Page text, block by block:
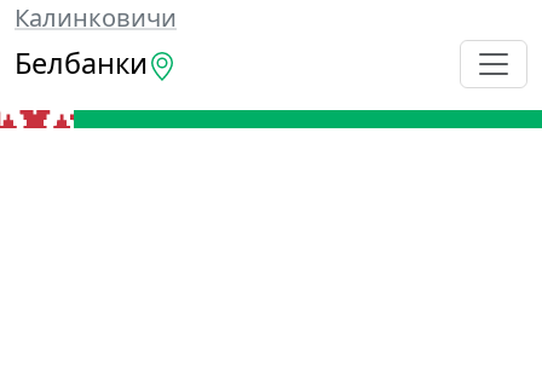
Калинковичи
Белбанки